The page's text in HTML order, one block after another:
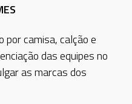
camisa, calção e
das equipes no
as marcas dos